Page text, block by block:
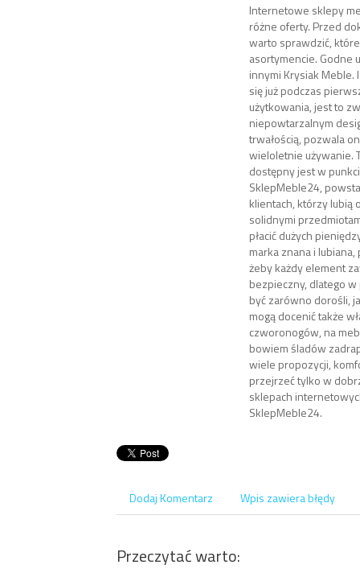
Internetowe sklepy
różne oferty. Przed
warto sprawdzić,
asortymencie. Godne
innymi Krysiak Meble.
się już podczas
użytkowania, jest to
niepowtarzalnym
trwałością, pozwala
wieloletnie używanie.
dostępny jest w
SklepMeble24,
klientach, którzy lubią
solidnymi
płacić dużych
marka znana i
żeby każdy element
bezpieczny, dlatego
być zarówno dorośli,
mogą docenić także
czworonogów, na
bowiem śladów
wiele propozycji,
przejrzeć tylko w
sklepach
SklepMeble24.
Dodaj Komentarz Wpis zawiera błędy
Przeczytać warto: